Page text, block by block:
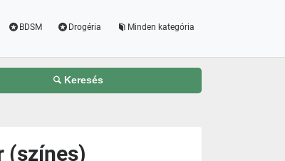
BDSM Drogéria Minden kategória
Keresés
(színes)